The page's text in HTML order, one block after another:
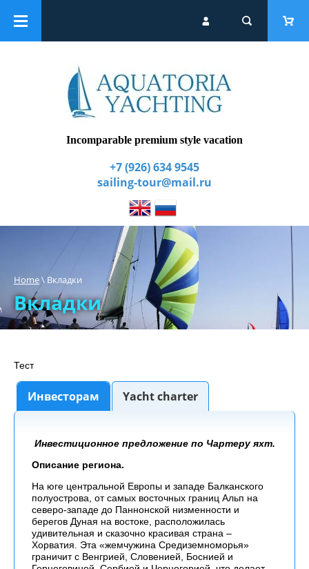
Extra services
Incomparable premium style vacation
+7 (926) 634 9545
sailing-tour@mail.ru
Home \ Вкладки
Вкладки
Тест
Инвесторам Yacht charter
Инвестиционное предложение по Чартеру яхт.
Описание региона.
На юге центральной Европы и западе Балканского
полуострова, от самых восточных границ Альп на
северо-западе до Паннонской низменности и
берегов Дуная на востоке, расположилась
удивительная и сказочно красивая страна –
Хорватия. Эта «жемчужина Средиземноморья»
граничит с Венгрией, Словенией, Боснией и